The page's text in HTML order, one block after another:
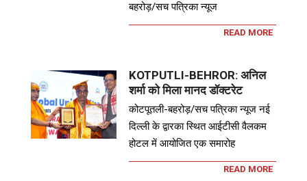
बहरोड़/सच पत्रिका न्यूज
READ MORE
KOTPUTLI-BEHROR: अनिल
शर्मा को मिला मानद डॉक्टरेट
कोटपूतली-बहरोड़/सच पत्रिका न्यूज नई
दिल्ली के द्वारका स्थित आईटीसी वैलकम
होटल में आयोजित एक समारोह
READ MORE